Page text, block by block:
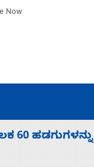
Now
ಬಿಡೆವು: